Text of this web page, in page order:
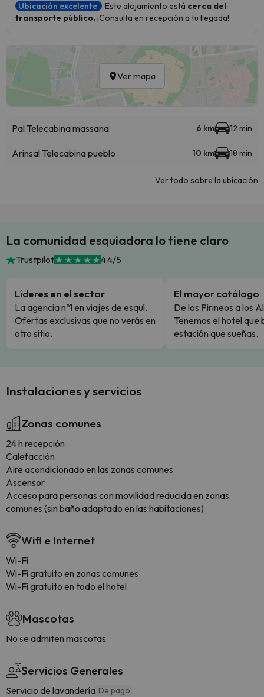
Ubicación excelente Este alojamiento está cerca del
transporte público. ¡Consulta en recepción a tu llegada!
Ver mapa
Pal Telecabina massana 6 km 12 min
Arinsal Telecabina pueblo 10 km 18 min
Ver todo sobre la ubicación
La comunidad esquiadora lo tiene claro
Trustpilot 4.4/5
Líderes en el sector
La agencia nº1 en viajes de esquí.
Ofertas exclusivas que no verás en
otro sitio.
El mayor catálogo
De los Pirineos a los
Tenemos el hotel que
estación que sueñas.
Instalaciones y servicios
Zonas comunes
24 h recepción
Calefacción
Aire acondicionado en las zonas comunes
Ascensor
Acceso para personas con movilidad reducida en zonas
comunes (sin baño adaptado en las habitaciones)
Wifi e Internet
Wi-Fi
Wi-Fi gratuito en zonas comunes
Wi-Fi gratuito en todo el hotel
Mascotas
No se admiten mascotas
Servicios Generales
Servicio de lavandería De pago